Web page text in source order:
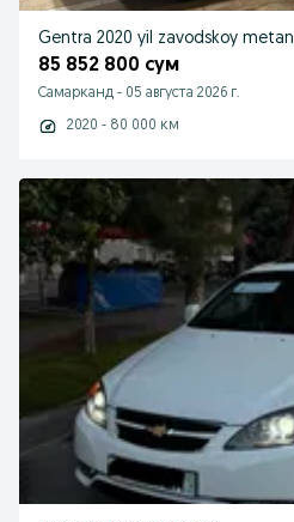
Gentra 2020 yil zavodskoy metan
85 852 800 сум
Самарканд - 05 августа 2026 г.
2020 - 80 000 км